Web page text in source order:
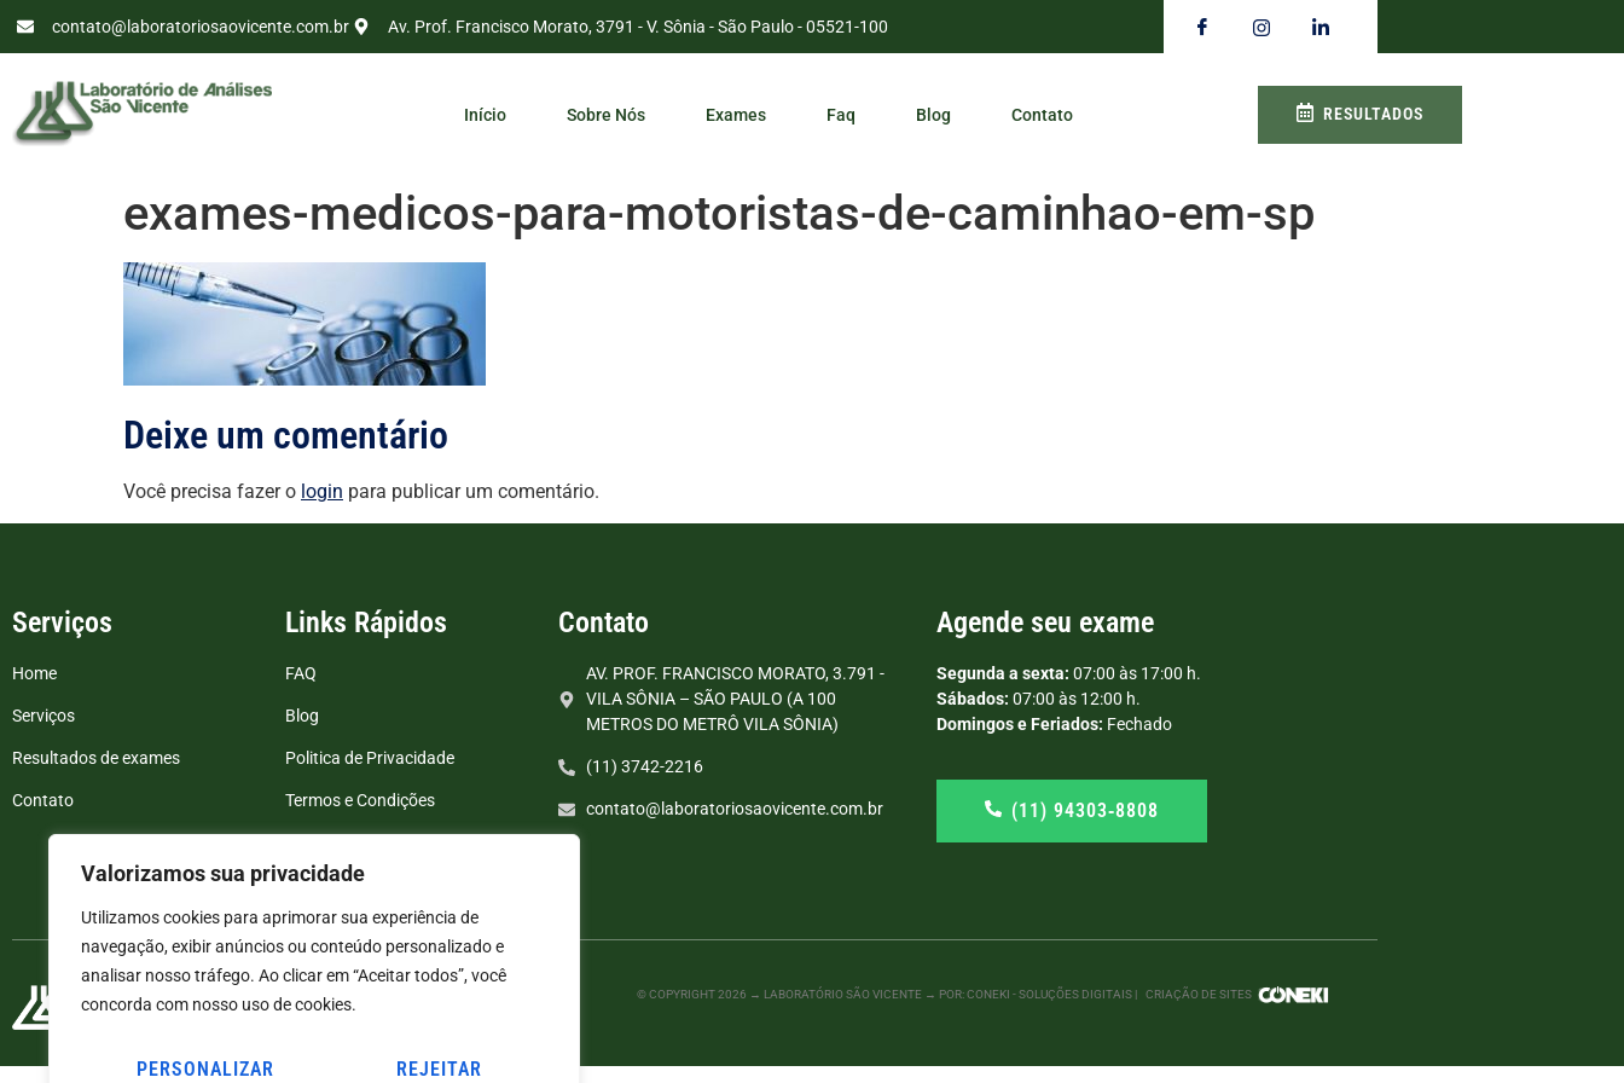
Valorizamos sua privacidade
Utilizamos cookies para aprimorar sua experiência de
navegação, exibir anúncios ou conteúdo personalizado e
analisar nosso tráfego. Ao clicar em “Aceitar todos”, você
concorda com nosso uso de cookies.
PERSONALIZAR REJEITAR
contato@laboratoriosaovicente.com.br Av. Prof. Francisco Morato, 3791 - V. Sônia - São Paulo - 05521-100
Início Sobre Nós Exames Faq Blog Contato RESULTADOS
exames-medicos-para-motoristas-de-caminhao-em-sp
Deixe um comentário
Você precisa fazer o login para publicar um comentário.
Serviços
Home
Serviços
Resultados de exames
Contato
Links Rápidos
FAQ
Blog
Politica de Privacidade
Termos e Condições
Contato
AV. PROF. FRANCISCO MORATO, 3.791 -
VILA SÔNIA – SÃO PAULO (A 100
METROS DO METRÔ VILA SÔNIA)
(11) 3742-2216
contato@laboratoriosaovicente.com.br
Agende seu exame
Segunda a sexta: 07:00 às 17:00 h.
Sábados: 07:00 às 12:00 h.
Domingos e Feriados: Fechado
(11) 94303‑8808
© COPYRIGHT2026 → LABORATÓRIO SÃO VICENTE → POR: CONEKI - SOLUÇÕES DIGITAIS | CRIAÇÃO DE SITES